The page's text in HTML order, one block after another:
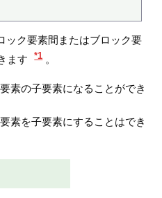
ック要素間またはブロック要
ます
*1 。
素の子要素になることができ
素を子要素にすることはでき